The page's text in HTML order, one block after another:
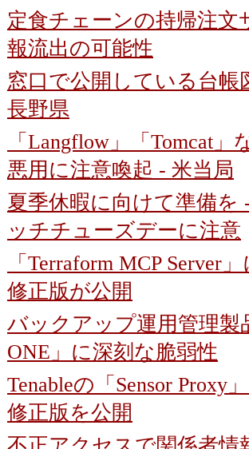
定食チェーンの持帰注文
報流出の可能性
窓口で公開している台帳
長野県
「Langflow」「Tomcat
悪用に注意喚起 - 米当局
夏季休暇に向けて準備を
ッチチューズデーに注意
「Terraform MCP Server
修正版が公開
バックアップ運用管理製
ONE」に深刻な脆弱性
Tenableの「Sensor Proxy
修正版を公開